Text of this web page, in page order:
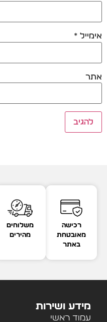
אימייל *
אתר
רכישה
מאובטחת
באתר
משלוחים
מהירים
מידע ושירות
עמוד ראשי